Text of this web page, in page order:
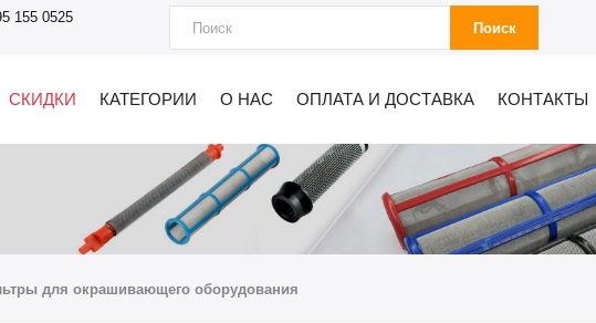
155 0525
Поиск
СКИДКИ КАТЕГОРИИ О НАС ОПЛАТА И ДОСТАВКА КОНТАКТЫ
для окрашивающего оборудования